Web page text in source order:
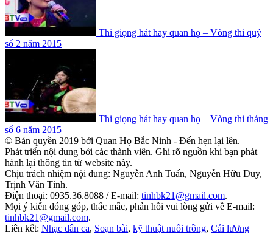
Thi giọng hát hay quan họ – Vòng thi quý
số 2 năm 2015
Thi giọng hát hay quan họ – Vòng thi tháng
số 6 năm 2015
© Bản quyền 2019 bởi Quan Họ Bắc Ninh - Đến hẹn lại lên.
Phát triển nội dung bởi các thành viên. Ghi rõ nguồn khi bạn phát
hành lại thông tin từ website này.
Chịu trách nhiệm nội dung: Nguyễn Anh Tuấn, Nguyễn Hữu Duy,
Trịnh Văn Tỉnh.
Điện thoại: 0935.36.8088 / E-mail: tinhbk21@gmail.com.
Mọi ý kiến đóng góp, thắc mắc, phản hồi vui lòng gửi về E-mail:
tinhbk21@gmail.com.
Liên kết: Nhạc dân ca, Soạn bài, kỹ thuật nuôi trồng, Cải lương